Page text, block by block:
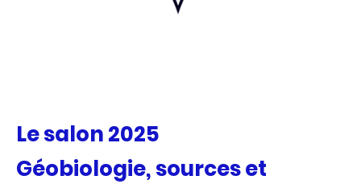
Le salon 2025
Géobiologie, sources et